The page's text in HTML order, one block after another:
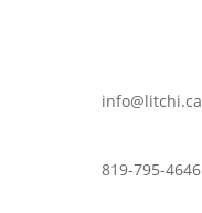
info@litchi.ca
819-795-4646